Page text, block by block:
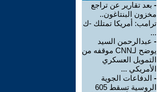
- بعد تقارير عن تراجع
مخزون البنتاغون..
ترامب: أمريكا تمتلك -ك
...
- عبدالرحمن السيد
يوضح لـCNN موقفه من
التمويل العسكري
الأمريكي ...
- الدفاعات الجوية
الروسية تسقط 605